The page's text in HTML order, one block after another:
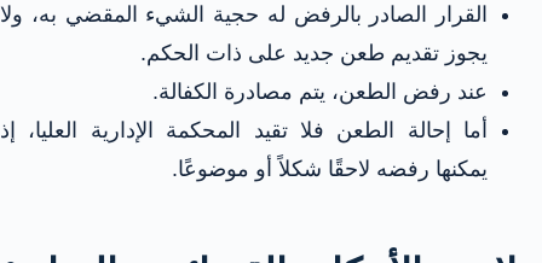
القرار الصادر بالرفض له حجية الشيء المقضي به، ولا
يجوز تقديم طعن جديد على ذات الحكم.
عند رفض الطعن، يتم مصادرة الكفالة.
أما إحالة الطعن فلا تقيد المحكمة الإدارية العليا، إذ
يمكنها رفضه لاحقًا شكلاً أو موضوعًا.